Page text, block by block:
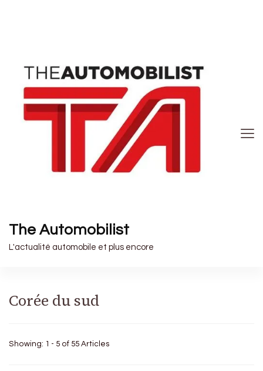
The Automobilist
L'actualité automobile et plus encore
Corée du sud
Showing: 1 - 5 of 55 Articles